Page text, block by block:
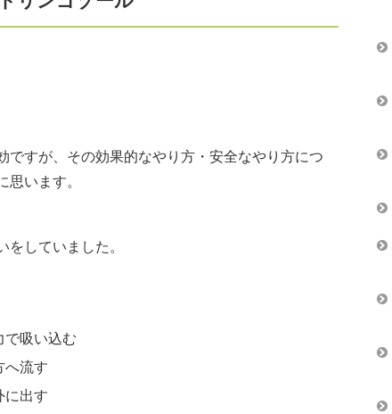
ですが、その効果的なやり方・安全なやり方につ
思います。
していました。
で吸い込む
へ流す
に出す